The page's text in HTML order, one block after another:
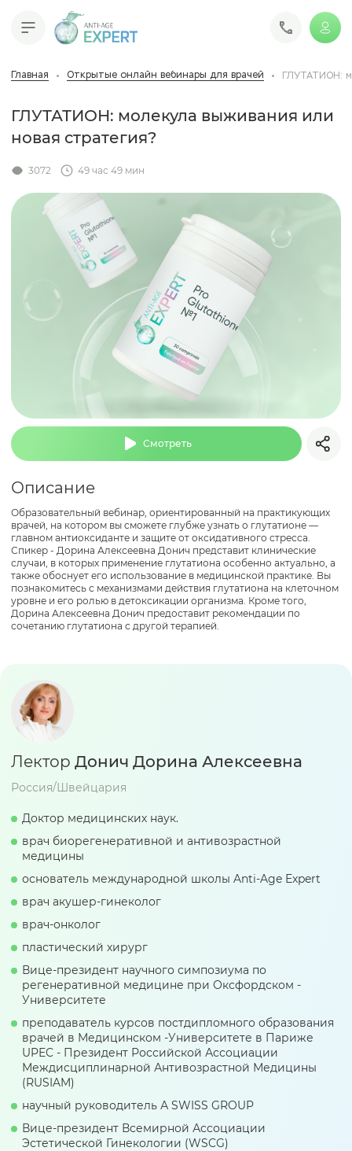
Главная Открытые онлайн вебинары для врачей ГЛУТАТИОН:
ГЛУТАТИОН: молекула выживания или
новая стратегия?
3072 49 час 49 мин
Смотреть
Описание
Образовательный вебинар, ориентированный на практикующих
врачей, на котором вы сможете глубже узнать о глутатионе —
главном антиоксиданте и защите от оксидативного стресса.
Спикер - Дорина Алексеевна Донич представит клинические
случаи, в которых применение глутатиона особенно актуально, а
также обоснует его использование в медицинской практике. Вы
познакомитесь с механизмами действия глутатиона на клеточном
уровне и его ролью в детоксикации организма. Кроме того,
Дорина Алексеевна Донич предоставит рекомендации по
сочетанию глутатиона с другой терапией.
Лектор Донич Дорина Алексеевна
Россия/Швейцария
Доктор медицинских наук.
врач биорегенеративной и антивозрастной
медицины
основатель международной школы Anti-Age Expert
врач акушер-гинеколог
врач-онколог
пластический хирург
Вице-президент научного симпозиума по
регенеративной медицине при Оксфордском -
Университете
преподаватель курсов постдипломного образования
врачей в Медицинском -Университете в Париже
UPEC - Президент Российской Ассоциации
Междисциплинарной Антивозрастной Медицины
(RUSIAM)
научный руководитель А SWISS GROUP
Вице-президент Всемирной Ассоциации
Эстетической Гинекологии (WSCG)